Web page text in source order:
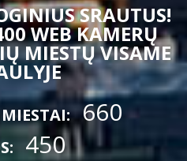
SRAUTUS!
WEB KAMERŲ
MIESTŲ VISAME
MIESTAI: 660
450